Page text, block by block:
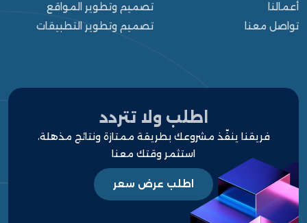
أعمالنا
مشاريعنا
قالوا عنا
أعمالنا
تواصل معنا
تصميم وتطوير المواقع
تصميم وتطوير التطبيقات
اطلب ولا تتردد
فريقنا ينفّذ مشروعك بطريقة ممتازة ونتائج مذهلة،
استثمر وقتك معنا
اطلب عرض سعر